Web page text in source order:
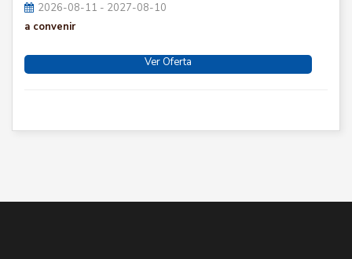
2026-08-11 - 2027-08-10
a convenir
Ver Oferta